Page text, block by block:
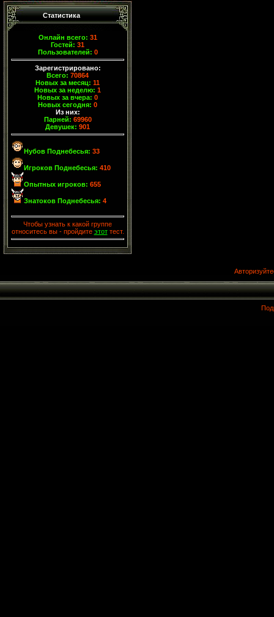
Статистика
Онлайн всего: 31
Гостей: 31
Пользователей: 0
Зарегистрировано:
Всего: 70864
Новых за месяц: 11
Новых за неделю: 1
Новых за вчера: 0
Новых сегодня: 0
Из них:
Парней: 69960
Девушек: 901
Нубов Поднебесья: 33
Игроков Поднебесья: 410
Опытных игроков: 655
Знатоков Поднебесья: 4
Чтобы узнать к какой группе
относитесь вы - пройдите этоттест.